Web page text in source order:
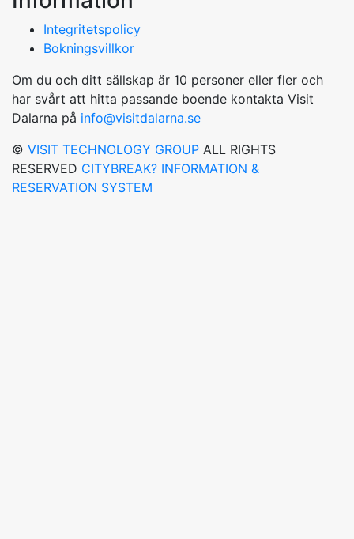
Integritetspolicy
Bokningsvillkor
Om du och ditt sällskap är 10 personer eller fler och
har svårt att hitta passande boende kontakta Visit
Dalarna på info@visitdalarna.se
© VISIT TECHNOLOGY GROUP ALL RIGHTS
RESERVED CITYBREAK? INFORMATION &
RESERVATION SYSTEM